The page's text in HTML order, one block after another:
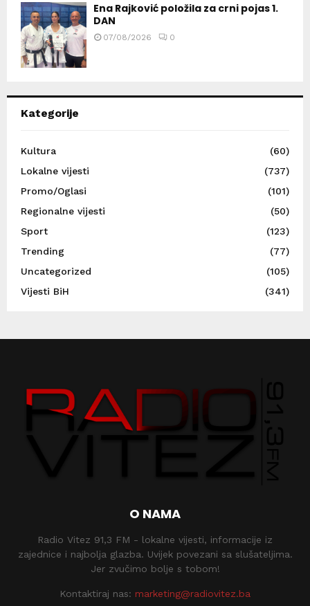
Ena Rajković položila za crni pojas 1.
DAN
07/08/2026 0
Kategorije
Kultura
(60)
Lokalne vijesti
(737)
Promo/Oglasi
(101)
Regionalne vijesti
(50)
Sport
(123)
Trending
(77)
Uncategorized
(105)
Vijesti BiH
(341)
O NAMA
Radio Vitez 91,3 FM - lokalne vijesti, informacije iz
zajednice i najbolja glazba. Uvijek povezani sa slušateljima.
Jer zvučimo bolje s tobom!
Kontaktiraj nas: marketing@radiovitez.ba